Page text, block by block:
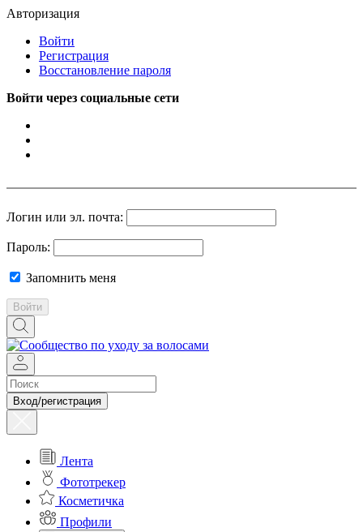
Авторизация
Войти
Регистрация
Восстановление пароля
Войти через социальные сети
Логин или эл. почта:
Пароль:
Запомнить меня
Войти
Вход/регистрация
Лента
Фототрекер
Косметичка
Профили